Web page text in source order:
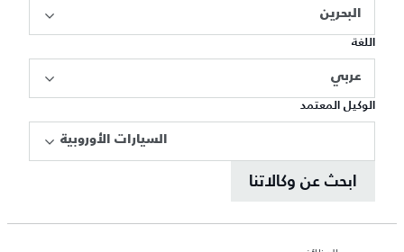
البحرين
اللغة
عربي
الوكيل المعتمد
السيارات الأوروبية
ابحث عن وكالاتنا